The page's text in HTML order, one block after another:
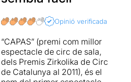
realitzar una exploració de
les capes de la personalitat i
de la societat i oferir al
públic diverses claus per a
la lectura i interpretació de
l'espectacle.
Opinió verificada
“CAPAS” (premi com millor
espectacle de circ de sala,
dels Premis Zirkolika de Circ
de Catalunya al 2011), és el